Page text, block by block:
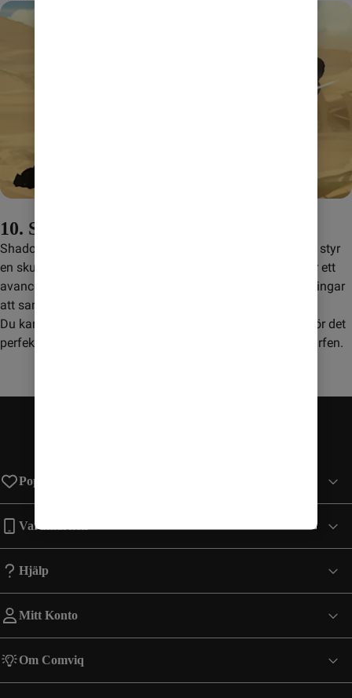
10. Shadow Fight 2
Shadow Fight 2 är ett kampspel med RPG-element där du styr
en skuggkrigare som kämpar mot olika fiender. Spelet har ett
avancerat stridssystem och många olika vapen och rustningar
att samla.
Du kan spela igenom stora delar av spelet offline, vilket gör det
perfekt för långa resor eller tillfällen då du vill spara på surfen.
Populära sidor
Varumärken
Hjälp
Mitt Konto
Om Comviq